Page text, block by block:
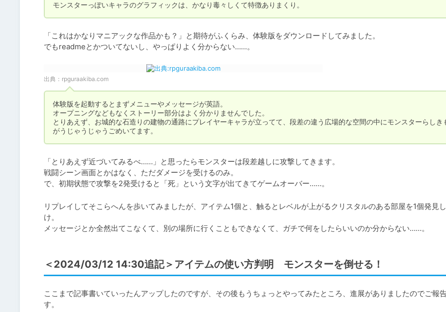
モンスターっぽいキャラのグラフィックは、かなり毒々しくて特徴ありまくり。
「これはかなりマニアックな作品かも？」と期待がふくらみ、体験版をダウンロードしてみました。
でもreadmeとかついてないし、やっぱりよく分からない……。
出典： rpguraakiba.com
体験版を起動するとまずメニューやメッセージが英語。
オープニングなどもなくストーリー部分はよく分かりませんでした。
とりあえず、お城的な石造りの建物の通路にプレイヤーキャラが立ってて、段差の違う広場的な空間の中にモンスターらしき
がうじゃうじゃうごめいてます。
「とりあえず近づいてみるべ……」と思ったらモンスターは段差越しに攻撃してきます。
戦闘シーン画面とかはなく、ただダメージを受けるのみ。
リプレイしてそこらへんを歩いてみましたが、アイテム1個と、触るとレベルが上がるクリスタルのある部屋を1個発見
け。
メッセージとか全然出てこなくて、別の場所に行くこともできなくて、ガチで何をしたらいいのか分からない……。
＜2024/03/12 14:30追記＞アイテムの使い方判明 モンスターを倒せる！
ここまで記事書いていったんアップしたのですが、その後もうちょっとやってみたところ、進展がありましたのでご報
す。